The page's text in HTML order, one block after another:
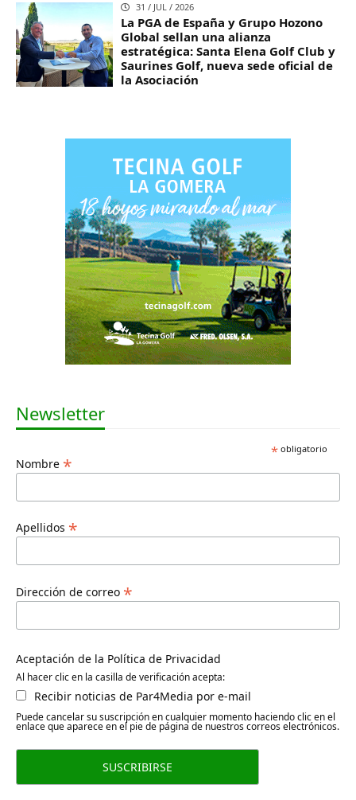
31 / JUL / 2026
La PGA de España y Grupo Hozono
Global sellan una alianza
estratégica: Santa Elena Golf Club y
Saurines Golf, nueva sede oficial de
la Asociación
Newsletter
*obligatorio
Nombre *
Apellidos *
Dirección de correo *
Aceptación de la Política de Privacidad
Al hacer clic en la casilla de verificación acepta:
Recibir noticias de Par4Media por e-mail
Puede cancelar su suscripción en cualquier momento haciendo clic en el
enlace que aparece en el pie de página de nuestros correos electrónicos.